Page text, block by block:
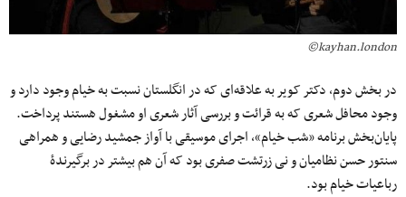
kayhan.london©
در بخش دوم، دکتر کویر به علاقه‌ای که در انگلستان نسبت به خیام وجود دارد و
وجود محافل شعری که به قرائت و بررسی آثار شعری او مشغول هستند پرداخت.
پایان‌بخش برنامه «شب خیام»، اجرای موسیقی با آواز جمشید رضایی و همراهی
سنتور حسن نظامیان و نی زرتشت صفری بود که آن هم بیشتر در برگیرندۀ
رباعیات خیام بود.